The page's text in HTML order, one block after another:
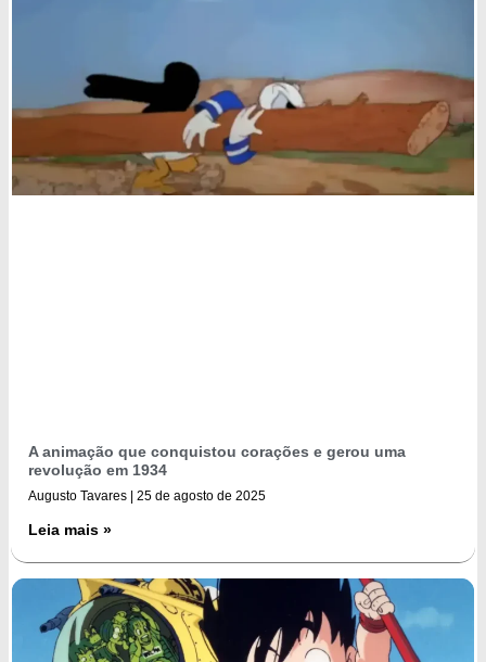
A animação que conquistou corações e gerou uma
revolução em 1934
Augusto Tavares 25 de agosto de 2025
Leia mais »